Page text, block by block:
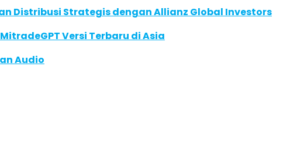
Distribusi Strategis dengan Allianz Global Investors
Versi Terbaru di Asia
Audio